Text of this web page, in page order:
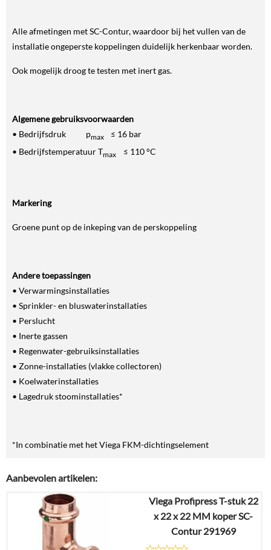
Alle afmetingen met SC-Contur, waardoor bij het vullen van de
installatie ongeperste koppelingen duidelijk herkenbaar worden.
Ook mogelijk droog te testen met inert gas.
Algemene gebruiksvoorwaarden
• Bedrijfsdruk pmax
≤ 16 bar
• Bedrijfstemperatuur Tmax ≤ 110 °C
Markering
Groene punt op de inkeping van de perskoppeling
Andere toepassingen
• Verwarmingsinstallaties
• Sprinkler- en bluswaterinstallaties
• Perslucht
• Inerte gassen
• Regenwater-gebruiksinstallaties
• Zonne-installaties (vlakke collectoren)
• Koelwaterinstallaties
• Lagedruk stoominstallaties*
*In combinatie met het Viega FKM-dichtingselement
Aanbevolen artikelen:
Viega Profipress T-stuk 22
x 22 x 22 MM koper SC-
Contur 291969